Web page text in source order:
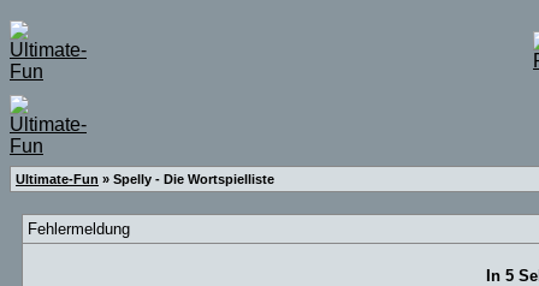
Ultimate-Fun » Spelly - Die Wortspielliste
Fehlermeldung
In 5